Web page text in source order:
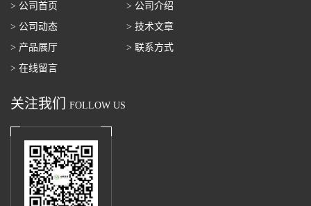
> 公司首页
> 公司介绍
> 公司动态
> 技术文章
> 产品展厅
> 联系方式
> 在线留言
关注我们 FOLLOW US